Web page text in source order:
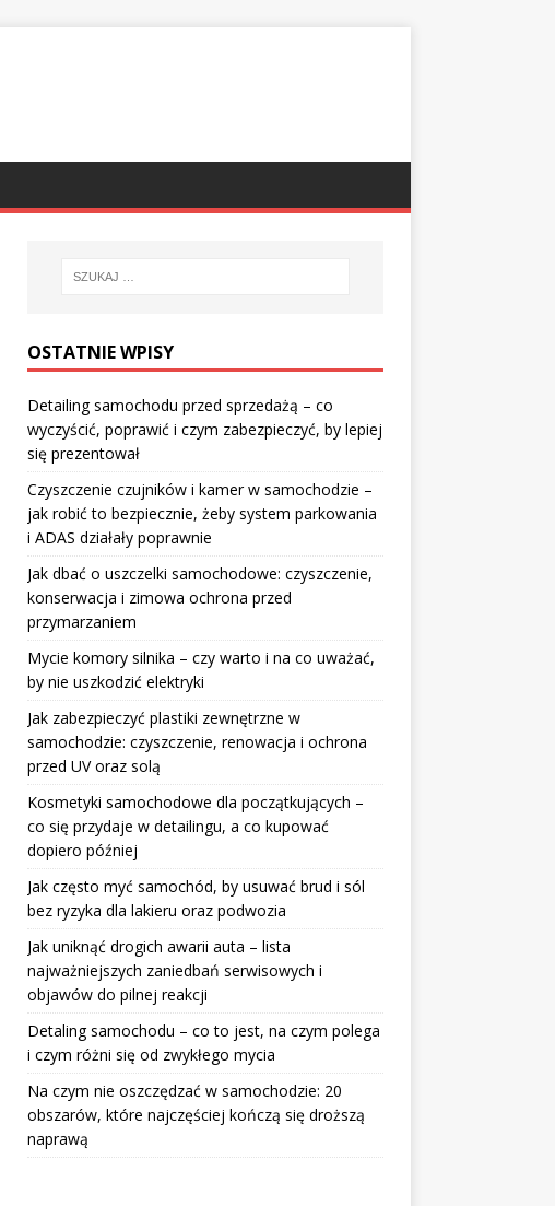
OSTATNIE WPISY
Detailing samochodu przed sprzedażą – co
wyczyścić, poprawić i czym zabezpieczyć, by lepiej
się prezentował
Czyszczenie czujników i kamer w samochodzie –
jak robić to bezpiecznie, żeby system parkowania
i ADAS działały poprawnie
Jak dbać o uszczelki samochodowe: czyszczenie,
konserwacja i zimowa ochrona przed
przymarzaniem
Mycie komory silnika – czy warto i na co uważać,
by nie uszkodzić elektryki
Jak zabezpieczyć plastiki zewnętrzne w
samochodzie: czyszczenie, renowacja i ochrona
przed UV oraz solą
Kosmetyki samochodowe dla początkujących –
co się przydaje w detailingu, a co kupować
dopiero później
Jak często myć samochód, by usuwać brud i sól
bez ryzyka dla lakieru oraz podwozia
Jak uniknąć drogich awarii auta – lista
najważniejszych zaniedbań serwisowych i
objawów do pilnej reakcji
Detaling samochodu – co to jest, na czym polega
i czym różni się od zwykłego mycia
Na czym nie oszczędzać w samochodzie: 20
obszarów, które najczęściej kończą się droższą
naprawą